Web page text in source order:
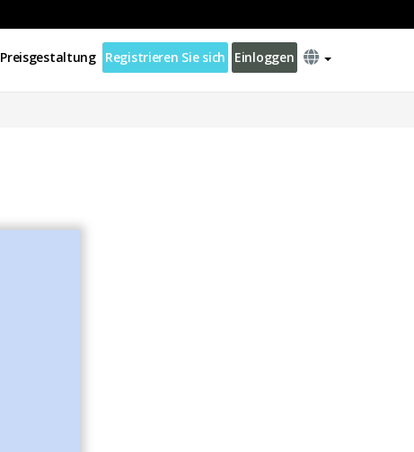
Preisgestaltung Registrieren Sie sich Einloggen